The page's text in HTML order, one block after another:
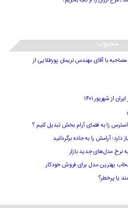
محبوب
مصاحبه با آقای مهندس نریمان پورطلایی از
از شهریور ۱۴۰۱
زا به فضای آرام بخش تبدیل کنیم ؟
آرامش را به جاده برگردانید
نرخ مدل‌های جدید بازار
بهترین مدل برای فروش خودکار
یا پرخطر؟